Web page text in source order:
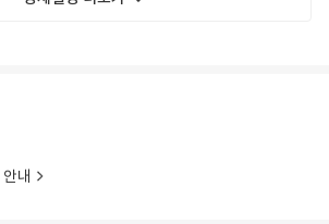
front button fastening, classic collar, long
hem, blue and cotton. This piece fits true
get your regular size
size M
내